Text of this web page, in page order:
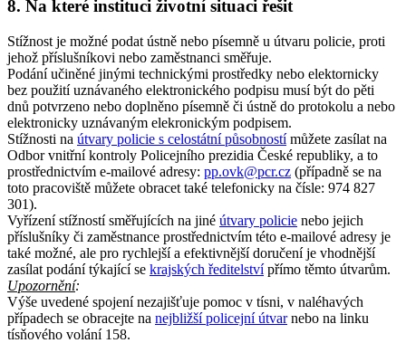
8. Na které instituci životní situaci řešit
Stížnost je možné podat ústně nebo písemně u útvaru policie, proti
jehož příslušníkovi nebo zaměstnanci směřuje.
Podání učiněné jinými technickými prostředky nebo elektornicky
bez použití uznávaného elektronického podpisu musí být do pěti
dnů potvrzeno nebo doplněno písemně či ústně do protokolu a nebo
elektronicky uznávaným elekronickým podpisem.
Stížnosti na útvary policie s celostátní působnostímůžete zasílat na
Odbor vnitřní kontroly Policejního prezidia České republiky, a to
prostřednictvím e-mailové adresy: pp.ovk@pcr.cz (případně se na
toto pracoviště můžete obracet také telefonicky na čísle: 974 827
301).
Vyřízení stížností směřujících na jiné útvary policie nebo jejich
příslušníky či zaměstnance prostřednictvím této e-mailové adresy je
také možné, ale pro rychlejší a efektivnější doručení je vhodnější
zasílat podání týkající se krajských ředitelstvípřímo těmto útvarům.
Upozornění:
Výše uvedené spojení nezajišťuje pomoc v tísni, v naléhavých
případech se obracejte na nejbližší policejní útvarnebo na linku
tísňového volání 158.